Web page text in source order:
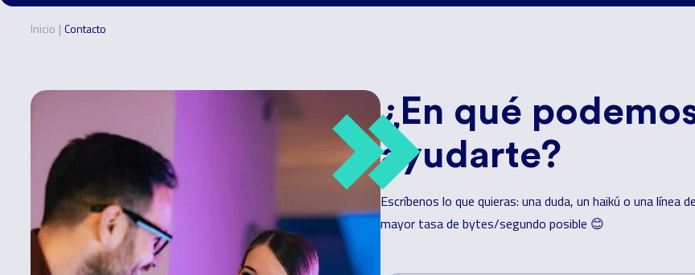
Inicio | Contacto
¿En qué
ayudarte?
Escríbenos lo que quieras: una duda, un haikú o una línea
mayor tasa de bytes/segundo posible 😊